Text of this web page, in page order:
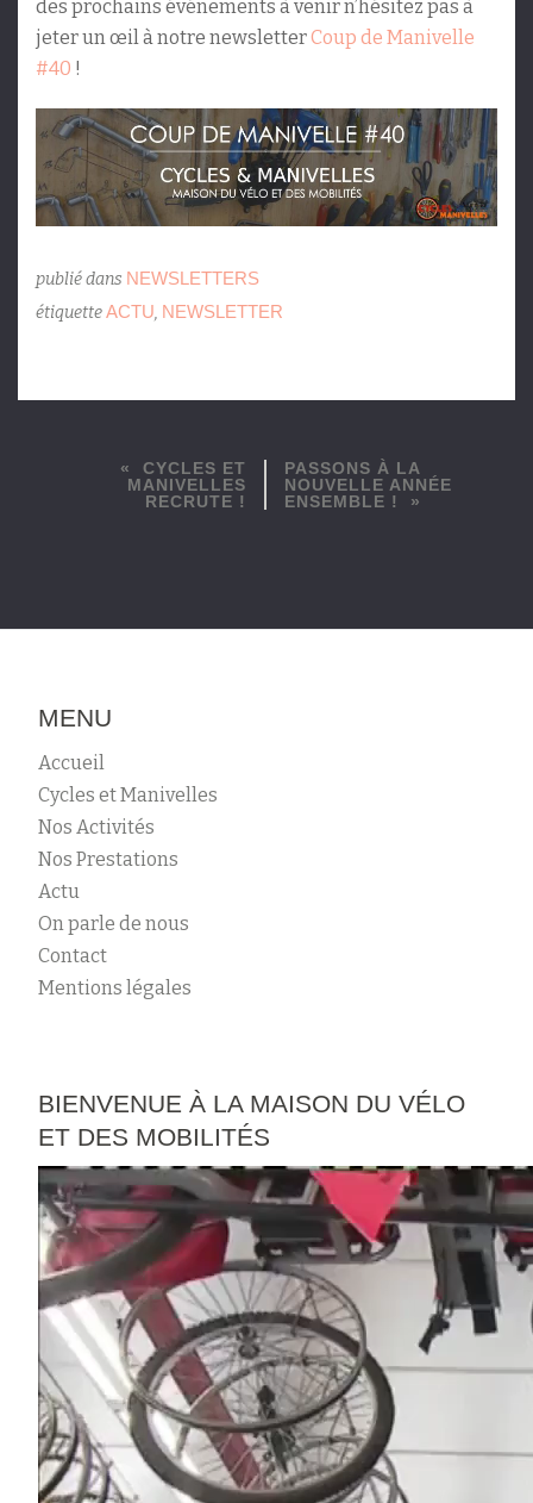
des prochains événements à venir n’hésitez pas à
jeter un œil à notre newsletterCoup de Manivelle
#40 !
publié dans NEWSLETTERS
étiquetteACTU, NEWSLETTER
CYCLES ET
MANIVELLES
RECRUTE !
PASSONS À LA
NOUVELLE ANNÉE
ENSEMBLE !
MENU
Accueil
Cycles et Manivelles
Nos Activités
Nos Prestations
Actu
On parle de nous
Contact
Mentions légales
BIENVENUE À LA MAISON DU VÉLO
ET DES MOBILITÉS